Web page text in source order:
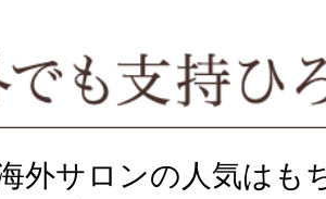
外サロンの人気はも